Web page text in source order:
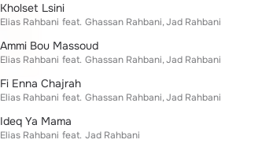
Kholset Lsini
Elias Rahbani feat. Ghassan Rahbani Jad Rahbani
Ammi Bou Massoud
Elias Rahbani feat. Ghassan Rahbani Jad Rahbani
Fi Enna Chajrah
Elias Rahbani feat. Ghassan Rahbani Jad Rahbani
Ideq Ya Mama
Elias Rahbani feat. Jad Rahbani